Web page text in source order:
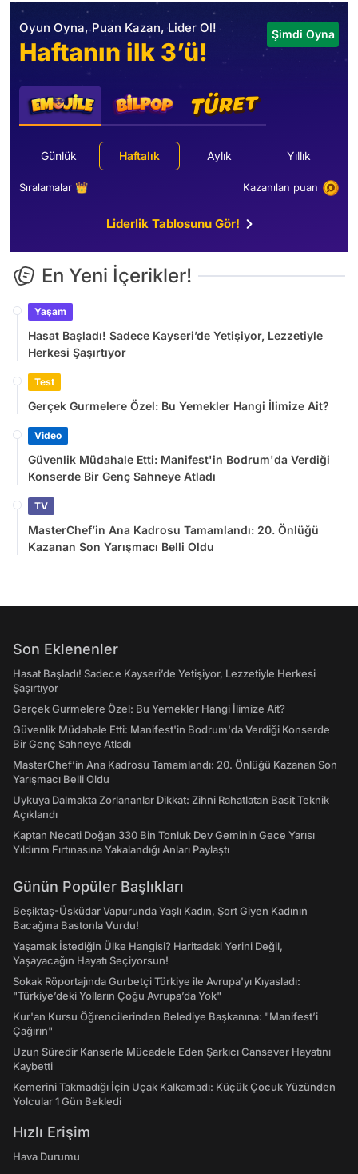
Oyun Oyna, Puan Kazan, Lider Ol!
Haftanın ilk 3’ü!
Şimdi Oyna
Günlük Haftalık Aylık Yıllık
Sıralamalar 👑 Kazanılan puan
Liderlik Tablosunu Gör!
En Yeni İçerikler!
Yaşam
Hasat Başladı! Sadece Kayseri’de Yetişiyor, Lezzetiyle
Herkesi Şaşırtıyor
Test
Gerçek Gurmelere Özel: Bu Yemekler Hangi İlimize Ait?
Video
Güvenlik Müdahale Etti: Manifest'in Bodrum'da Verdiği
Konserde Bir Genç Sahneye Atladı
TV
MasterChef’in Ana Kadrosu Tamamlandı: 20. Önlüğü
Kazanan Son Yarışmacı Belli Oldu
Son Eklenenler
Hasat Başladı! Sadece Kayseri’de Yetişiyor, Lezzetiyle Herkesi
Şaşırtıyor
Gerçek Gurmelere Özel: Bu Yemekler Hangi İlimize Ait?
Güvenlik Müdahale Etti: Manifest'in Bodrum'da Verdiği Konserde
Bir Genç Sahneye Atladı
MasterChef’in Ana Kadrosu Tamamlandı: 20. Önlüğü Kazanan Son
Yarışmacı Belli Oldu
Uykuya Dalmakta Zorlananlar Dikkat: Zihni Rahatlatan Basit Teknik
Açıklandı
Kaptan Necati Doğan 330 Bin Tonluk Dev Geminin Gece Yarısı
Yıldırım Fırtınasına Yakalandığı Anları Paylaştı
Günün Popüler Başlıkları
Beşiktaş-Üsküdar Vapurunda Yaşlı Kadın, Şort Giyen Kadının
Bacağına Bastonla Vurdu!
Yaşamak İstediğin Ülke Hangisi? Haritadaki Yerini Değil,
Yaşayacağın Hayatı Seçiyorsun!
Sokak Röportajında Gurbetçi Türkiye ile Avrupa'yı Kıyasladı:
"Türkiye’deki Yolların Çoğu Avrupa’da Yok"
Kur'an Kursu Öğrencilerinden Belediye Başkanına: "Manifest’i
Çağırın"
Uzun Süredir Kanserle Mücadele Eden Şarkıcı Cansever Hayatını
Kaybetti
Kemerini Takmadığı İçin Uçak Kalkamadı: Küçük Çocuk Yüzünden
Yolcular 1 Gün Bekledi
Hızlı Erişim
Hava Durumu